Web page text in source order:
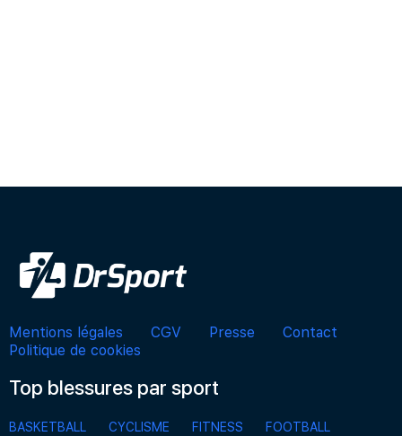
Mentions légales CGV Presse
Contact
Politique de cookies
Top blessures par sport
BASKETBALL CYCLISME FITNESS
FOOTBALL